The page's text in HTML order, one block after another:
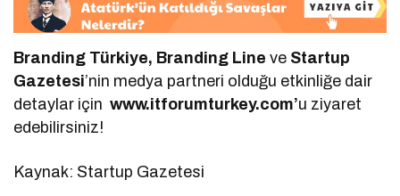
Branding Türkiye, Branding Lineve Startup
Gazetesi’nin medya partneri olduğu etkinliğe dair
detaylar içinwww.itforumturkey.com’u ziyaret
edebilirsiniz!
Kaynak: Startup Gazetesi